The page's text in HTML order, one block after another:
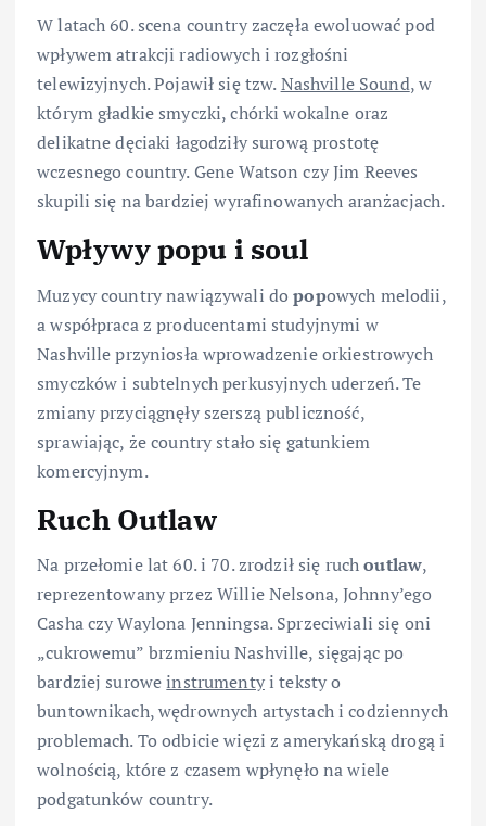
W latach 60. scena country zaczęła ewoluować pod
wpływem atrakcji radiowych i rozgłośni
telewizyjnych. Pojawił się tzw.Nashville Sound, w
którym gładkie smyczki, chórki wokalne oraz
delikatne dęciaki łagodziły surową prostotę
wczesnego country. Gene Watson czy Jim Reeves
skupili się na bardziej wyrafinowanych aranżacjach.
Wpływy popu i soul
Muzycy country nawiązywali dopopowych melodii,
a współpraca z producentami studyjnymi w
Nashville przyniosła wprowadzenie orkiestrowych
smyczków i subtelnych perkusyjnych uderzeń. Te
zmiany przyciągnęły szerszą publiczność,
sprawiając, że country stało się gatunkiem
komercyjnym.
Ruch Outlaw
Na przełomie lat 60. i 70. zrodził się ruchoutlaw,
reprezentowany przez Willie Nelsona, Johnny’ego
Casha czy Waylona Jenningsa. Sprzeciwiali się oni
„cukrowemu” brzmieniu Nashville, sięgając po
bardziej suroweinstrumentyi teksty o
buntownikach, wędrownych artystach i codziennych
problemach. To odbicie więzi z amerykańską drogą i
wolnością, które z czasem wpłynęło na wiele
podgatunków country.